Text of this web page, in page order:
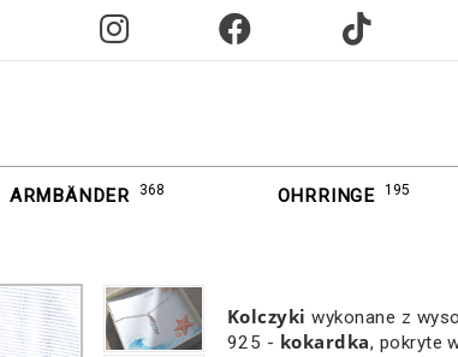
ARMBÄNDER 368 OHRRINGE 195
Kolczykiwykonane z
925 - kokardka, pokryte